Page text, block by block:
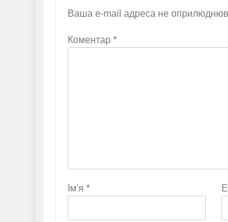
Ваша e-mail адреса не
Коментар *
Ім'я *